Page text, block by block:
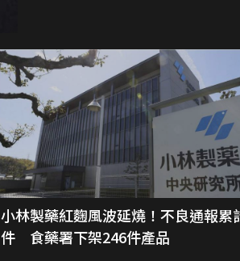
小林製藥紅麴風波延燒！不良通報累
件 食藥署下架246件產品